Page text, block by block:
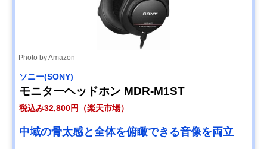
Photo by Amazon
ソニー(SONY)
モニターヘッドホン MDR-M1ST
税込み32,800円（楽天市場）
中域の骨太感と全体を俯瞰できる音像を両立